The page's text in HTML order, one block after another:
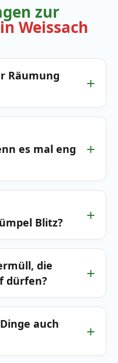
zur
Weissach
Räumung
es mal eng
Blitz?
die
dürfen?
auch